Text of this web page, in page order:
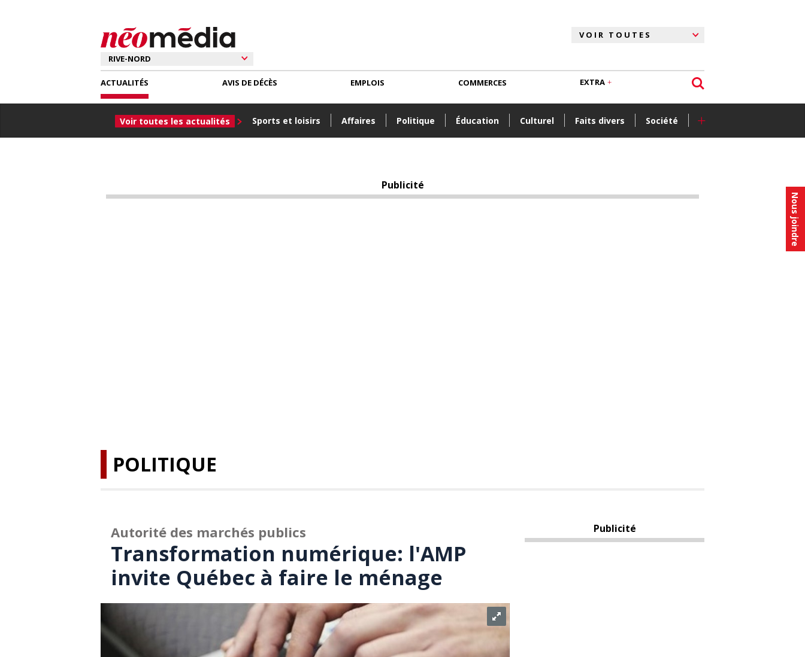
Nous joindre
ACTUALITÉS
Voir toutes les actualités Sports et loisirs Affaires Politique Éducation Culturel Faits divers Société +
AVIS DE DÉCÈS EMPLOIS COMMERCES EXTRA
Publicité
POLITIQUE
Autorité des marchés publics
Transformation numérique: l'AMP
invite Québec à faire le ménage
Publicité